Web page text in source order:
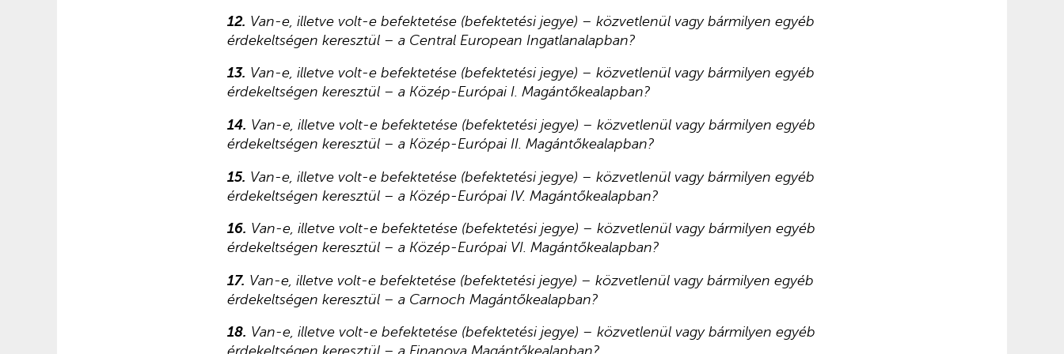
12. Van-e, illetve volt-e befektetése (befektetési jegye) – közvetlenül vagy bármilyen egyéb
érdekeltségen keresztül – a Central European Ingatlanalapban?
13. Van-e, illetve volt-e befektetése (befektetési jegye) – közvetlenül vagy bármilyen egyéb
érdekeltségen keresztül – a Közép-Európai I. Magántőkealapban?
14. Van-e, illetve volt-e befektetése (befektetési jegye) – közvetlenül vagy bármilyen egyéb
érdekeltségen keresztül – a Közép-Európai II. Magántőkealapban?
15. Van-e, illetve volt-e befektetése (befektetési jegye) – közvetlenül vagy bármilyen egyéb
érdekeltségen keresztül – a Közép-Európai IV. Magántőkealapban?
16. Van-e, illetve volt-e befektetése (befektetési jegye) – közvetlenül vagy bármilyen egyéb
érdekeltségen keresztül – a Közép-Európai VI. Magántőkealapban?
17. Van-e, illetve volt-e befektetése (befektetési jegye) – közvetlenül vagy bármilyen egyéb
érdekeltségen keresztül – a Carnoch Magántőkealapban?
18. Van-e, illetve volt-e befektetése (befektetési jegye) – közvetlenül vagy bármilyen egyéb